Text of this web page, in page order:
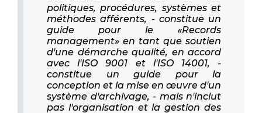
politiques, procédures, systèmes et
méthodes afférents, - constitue un
guide pour le «Records
management» en tant que soutien
d'une démarche qualité, en accord
avec l'ISO 9001 et l'ISO 14001, -
constitue un guide pour la
conception et la mise en œuvre d'un
système d'archivage, - mais n'inclut
pas l'organisation et la gestion des